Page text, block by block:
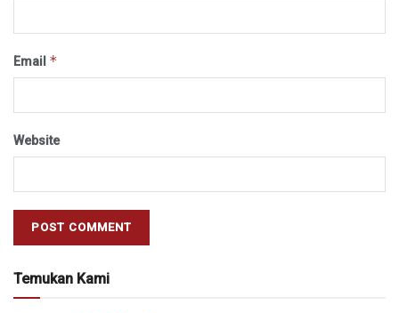
Email *
Website
Temukan Kami